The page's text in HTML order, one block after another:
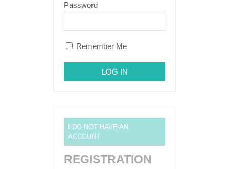
Password
Remember Me
I DO NOT HAVE AN
ACCOUNT
REGISTRATION